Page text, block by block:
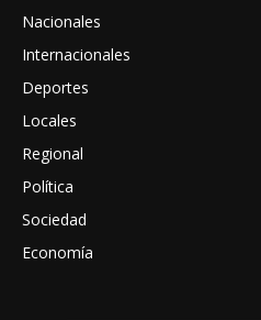
Nacionales
Internacionales
Deportes
Locales
Regional
Política
Sociedad
Economía